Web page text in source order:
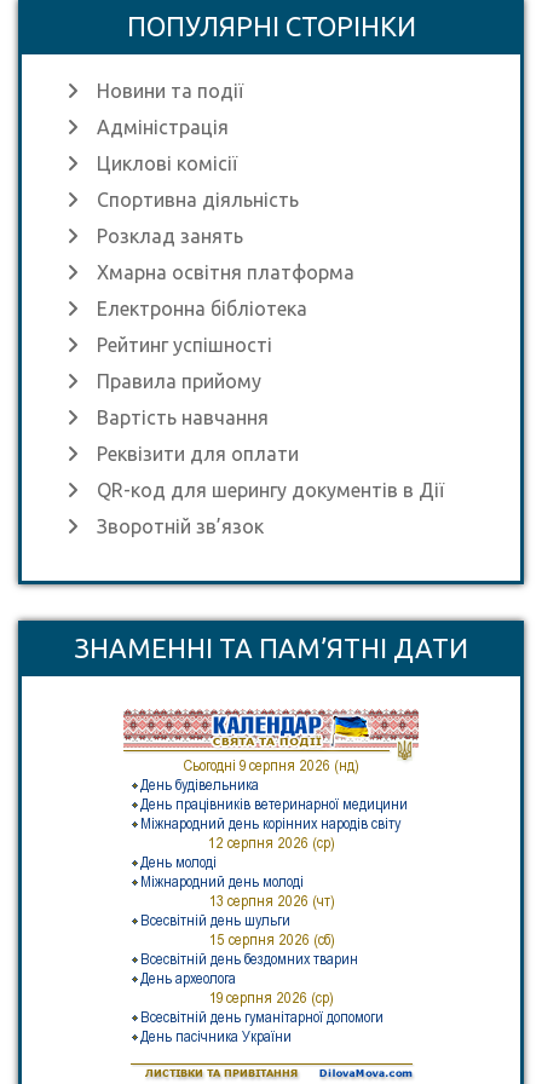
ПОПУЛЯРНІ СТОРІНКИ
Новини та події
Адміністрація
Циклові комісії
Спортивна діяльність
Розклад занять
Хмарна освітня платформа
Електронна бібліотека
Рейтинг успішності
Правила прийому
Вартість навчання
Реквізити для оплати
QR-код для шерингу документів в Дії
Зворотній зв’язок
ЗНАМЕННІ ТА ПАМ’ЯТНІ ДАТИ